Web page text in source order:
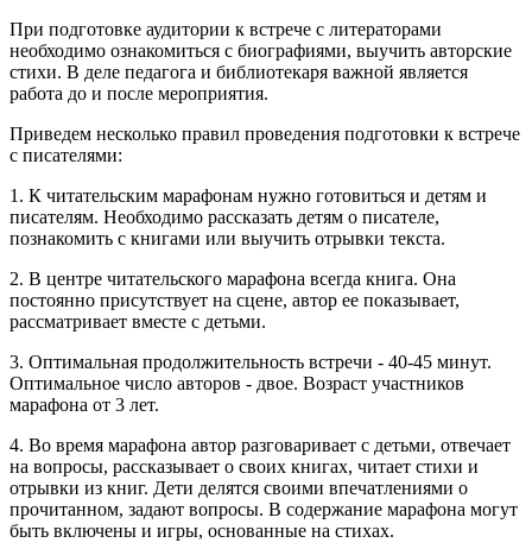
При подготовке аудитории к встрече с литераторами
необходимо ознакомиться с биографиями, выучить авторские
стихи. В деле педагога и библиотекаря важной является
работа до и после мероприятия.
Приведем несколько правил проведения подготовки к встрече
с писателями:
1. К читательским марафонам нужно готовиться и детям и
писателям. Необходимо рассказать детям о писателе,
познакомить с книгами или выучить отрывки текста.
2. В центре читательского марафона всегда книга. Она
постоянно присутствует на сцене, автор ее показывает,
рассматривает вместе с детьми.
3. Оптимальная продолжительность встречи - 40-45 минут.
Оптимальное число авторов - двое. Возраст участников
марафона от 3 лет.
4. Во время марафона автор разговаривает с детьми, отвечает
на вопросы, рассказывает о своих книгах, читает стихи и
отрывки из книг. Дети делятся своими впечатлениями о
прочитанном, задают вопросы. В содержание марафона могут
быть включены и игры, основанные на стихах.